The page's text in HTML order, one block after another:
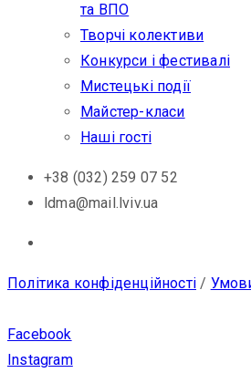
та ВПО
Творчі колективи
Конкурси і фестивалі
Мистецькі події
Майстер-класи
Наші гості
+38 (032) 259 07 52
ldma@mail.lviv.ua
Політика конфіденційності /
Facebook
Instagram